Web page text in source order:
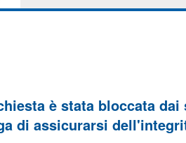
è stata bloccata
di assicurarsi